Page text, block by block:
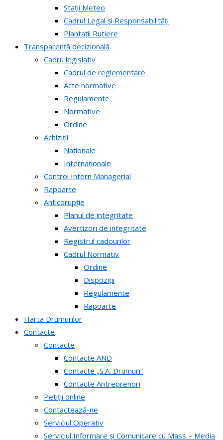
Stații Meteo
Cadrul Legal și Responsabilități
Plantații Rutiere
Transparență decizională
Cadru legislativ
Cadrul de reglementare
Acte normative
Regulamente
Normative
Ordine
Achiziții
Naționale
Internaționale
Control Intern Managerial
Rapoarte
Anticorupție
Planul de integritate
Avertizori de integritate
Registrul cadourilor
Cadrul Normativ
Ordine
Dispoziții
Regulamente
Rapoarte
Harta Drumurilor
Contacte
Contacte
Contacte AND
Contacte „S.A. Drumuri”
Contacte Antreprenori
Petiții online
Contactează-ne
Serviciul Operativ
Serviciul Informare și Comunicare cu Mass – Media